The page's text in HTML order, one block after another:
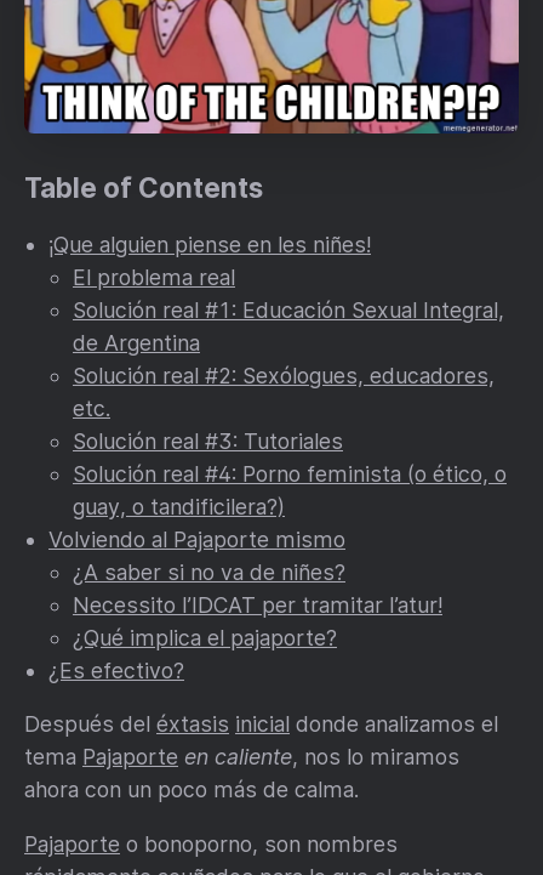
Table of Contents
¡Que alguien piense en les niñes!
El problema real
Solución real #1: Educación Sexual Integral,
de Argentina
Solución real #2: Sexólogues, educadores,
etc.
Solución real #3: Tutoriales
Solución real #4: Porno feminista (o ético, o
guay, o tandificilera?)
Volviendo al Pajaporte mismo
¿A saber si no va de niñes?
Necessito l’IDCAT per tramitar l’atur!
¿Qué implica el pajaporte?
¿Es efectivo?
Después del éxtasis inicial donde analizamos el
tema Pajaporte en caliente, nos lo miramos
ahora con un poco más de calma.
Pajaporte o bonoporno, son nombres